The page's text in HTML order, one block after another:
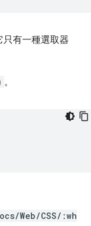
只有一種選取器
。
Web/CSS/:wh